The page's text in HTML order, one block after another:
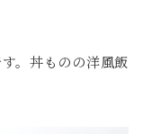
。丼ものの洋風飯